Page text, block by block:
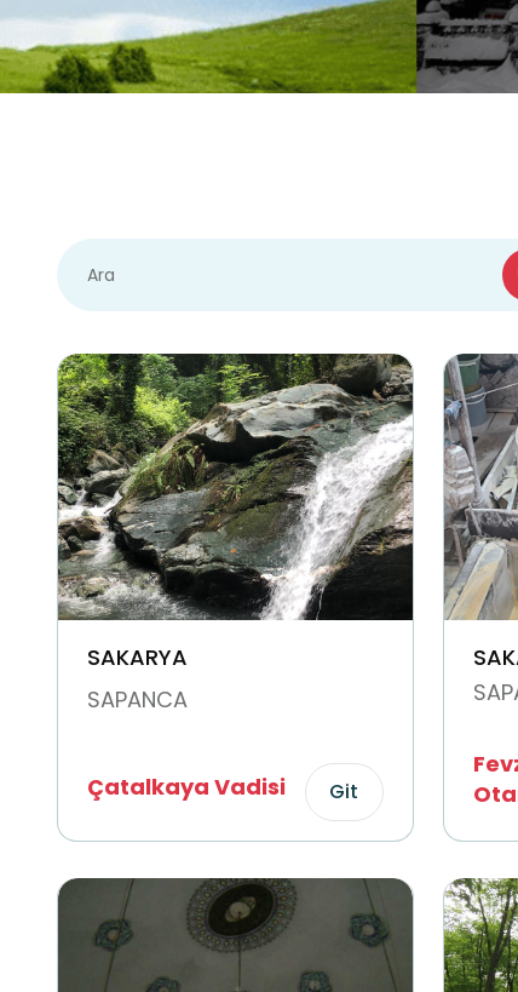
SAKARYA
SAPANCA
Çatalkaya Vadisi Git